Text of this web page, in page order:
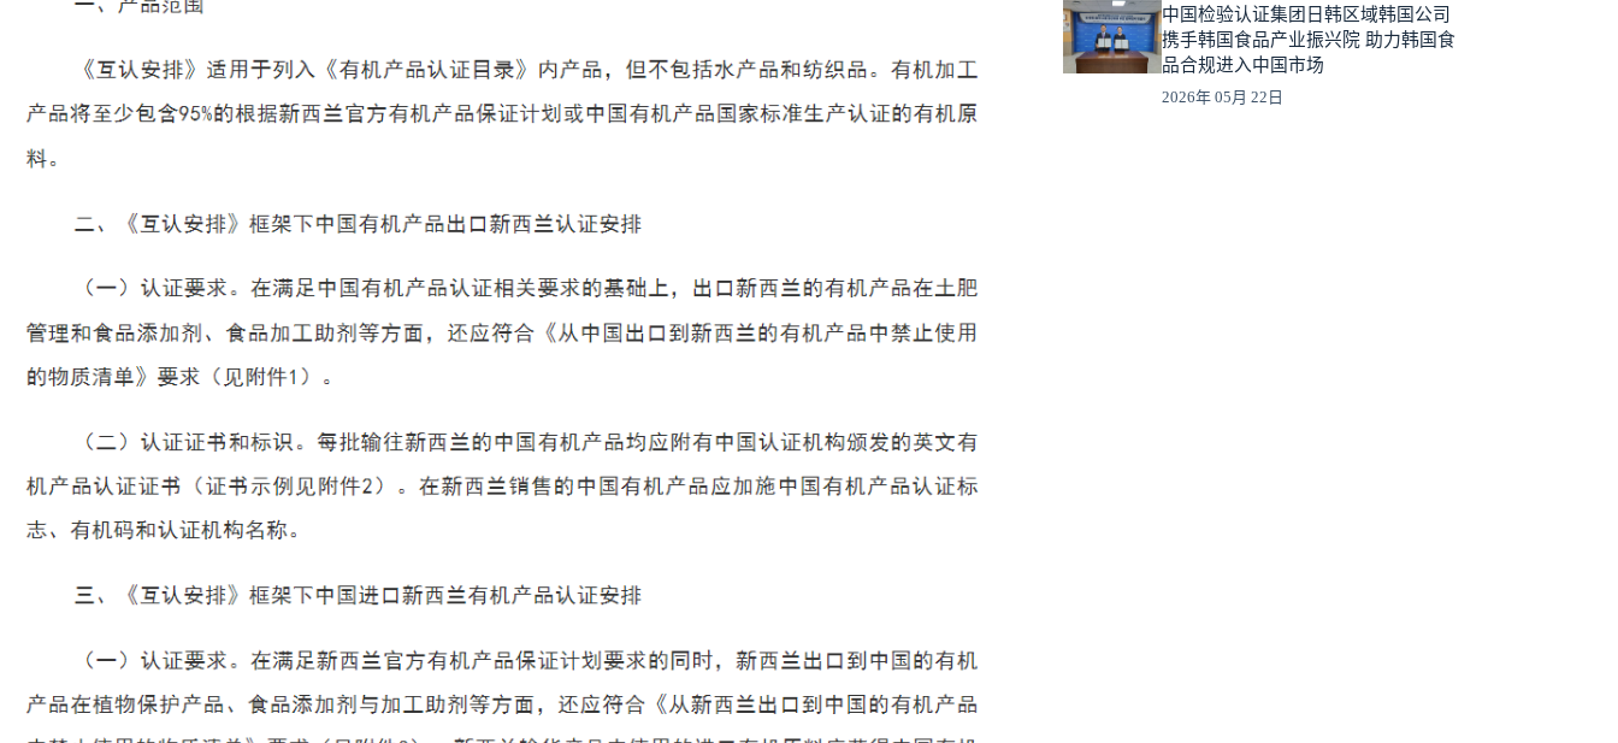
中国检验认证集团日韩区域韩国公司
携手韩国食品产业振兴院 助力韩国食
品合规进入中国市场
2026年 05月 22日